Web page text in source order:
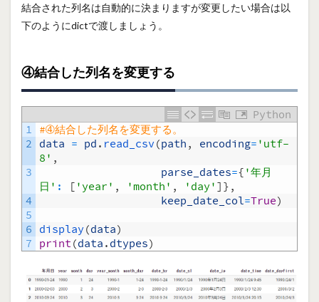
結合された列名は自動的に決まりますが変更したい場合は以
下のようにdictで渡しましょう。
④結合した列名を変更する
Python
1
2
3
4
5
6
7
#➃結合した列名を変更する。
data = pd. read_csv(path, encoding='utf-
8' ,
parse_dates={'年月
日' : ['year' , 'month' , 'day']},
keep_date_col=True)
display(data)
print(data.dtypes)